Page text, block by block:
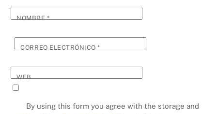
NOMBRE*
CORREO ELECTRÓNICO*
WEB
By using this form you agree with the storage and